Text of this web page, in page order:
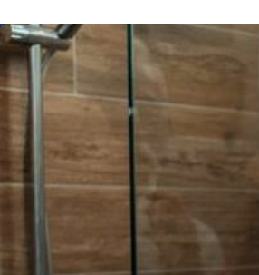
Précédent